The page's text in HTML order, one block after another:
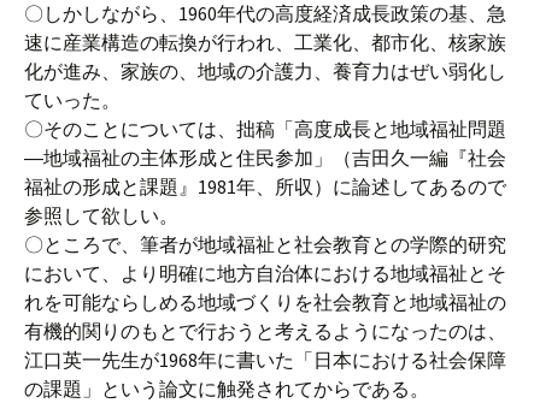
〇しかしながら、1960年代の高度経済成長政策の基、急
速に産業構造の転換が行われ、工業化、都市化、核家族
化が進み、家族の、地域の介護力、養育力はぜい弱化し
ていった。
〇そのことについては、拙稿「高度成長と地域福祉問題
―地域福祉の主体形成と住民参加」（吉田久一編『社会
福祉の形成と課題』1981年、所収）に論述してあるので
参照して欲しい。
〇ところで、筆者が地域福祉と社会教育との学際的研究
において、より明確に地方自治体における地域福祉とそ
れを可能ならしめる地域づくりを社会教育と地域福祉の
有機的関りのもとで行おうと考えるようになったのは、
江口英一先生が1968年に書いた「日本における社会保障
の課題」という論文に触発されてからである。